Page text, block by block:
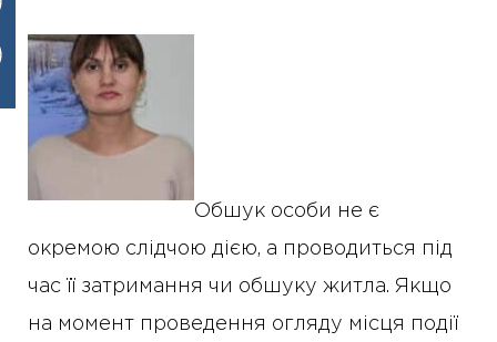
Обшук особи не є
окремою слідчою дією, а проводиться під
час її затримання чи обшуку житла. Якщо
на момент проведення огляду місця події